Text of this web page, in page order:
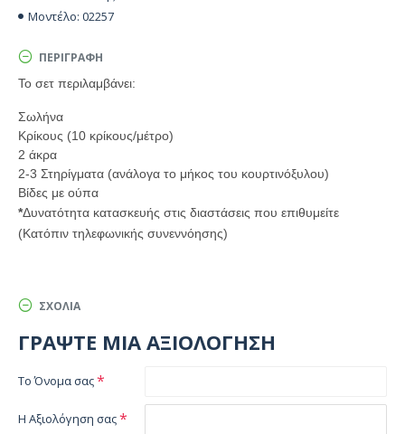
Μοντέλο: 02257
ΠΕΡΙΓΡΑΦΉ
Το σετ περιλαμβάνει:
Σωλήνα
Κρίκους (10 κρίκους/μέτρο)
2 άκρα
2-3 Στηρίγματα (ανάλογα το μήκος του κουρτινόξυλου)
Βίδες με ούπα
*Δυνατότητα κατασκευής στις διαστάσεις που επιθυμείτε
(Κατόπιν τηλεφωνικής συνεννόησης)
ΣΧΌΛΙΑ
ΓΡΆΨΤΕ ΜΙΑ ΑΞΙΟΛΌΓΗΣΗ
Το Όνομα σας
Η Αξιολόγηση σας